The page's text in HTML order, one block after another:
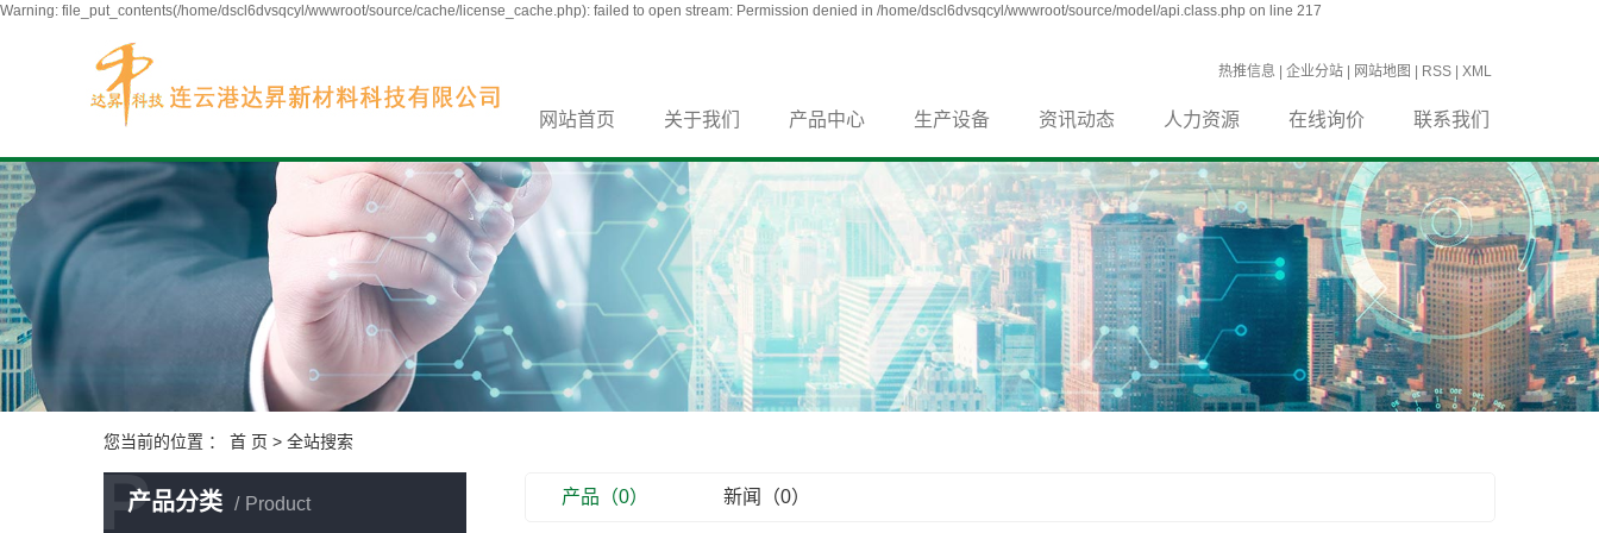
Warning: file_put_contents(/home/dscl6dvsqcyl/wwwroot/source/cache/license_cache.php): failed to open stream: Permission denied in /home/dscl6dvsqcyl/wwwroot/source/model/api.class.php on line 217
热推信息 企业分站 网站地图 RSS XML
网站首页 关于我们 产品中心 生产设备 资讯动态 人力资源 在线询价 联系我们
您当前的位置 ： 首 页 > 全站搜索
产品分类 Product
P 产品（0） 新闻（0）